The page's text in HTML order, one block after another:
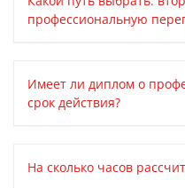
профессиональную
Имеет ли диплом о
срок действия?
На сколько часов